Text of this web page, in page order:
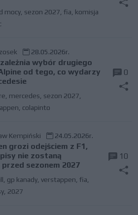
mocy, sezon 2027 fia komisja
28.05.2026r.
wybór drugiego
od tego, co wydarzy
mercedes sezon 2027
colapinto
0
Kempiński 24.05.2026r.
grozi odejściem z F1,
nie zostaną
przed sezonem 2027
gp kanady, verstappen fia
, 2027
10